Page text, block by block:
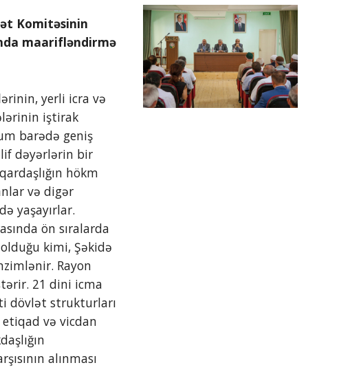
Komitəsinin
maarifləndirmə
iştirak
barədə geniş
dəyərlərin bir
hökm
və digər
yaşayırlar.
ön sıralarda
kimi, Şəkidə
Rayon
21 dini icma
dövlət strukturları
və vicdan
alınması